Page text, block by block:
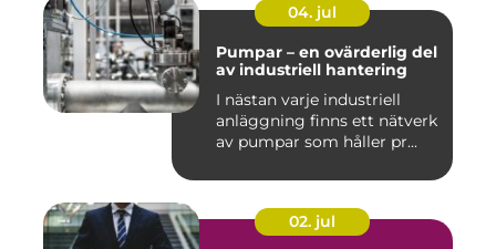
04. jul
Pumpar – en ovärderlig del
av industriell hantering
I nästan varje industriell
anläggning finns ett nätverk
av pumpar som håller pr...
02. jul